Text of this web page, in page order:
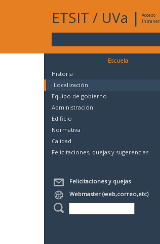
ETSIT / UVa |
Acceso
Intranet
Escuela
Historia
Localización
Equipo de gobierno
Administración
Edificio
Normativa
Calidad
Felicitaciones, quejas y sugerencias
Felicitaciones y quejas
Webmaster (web,correo,etc)